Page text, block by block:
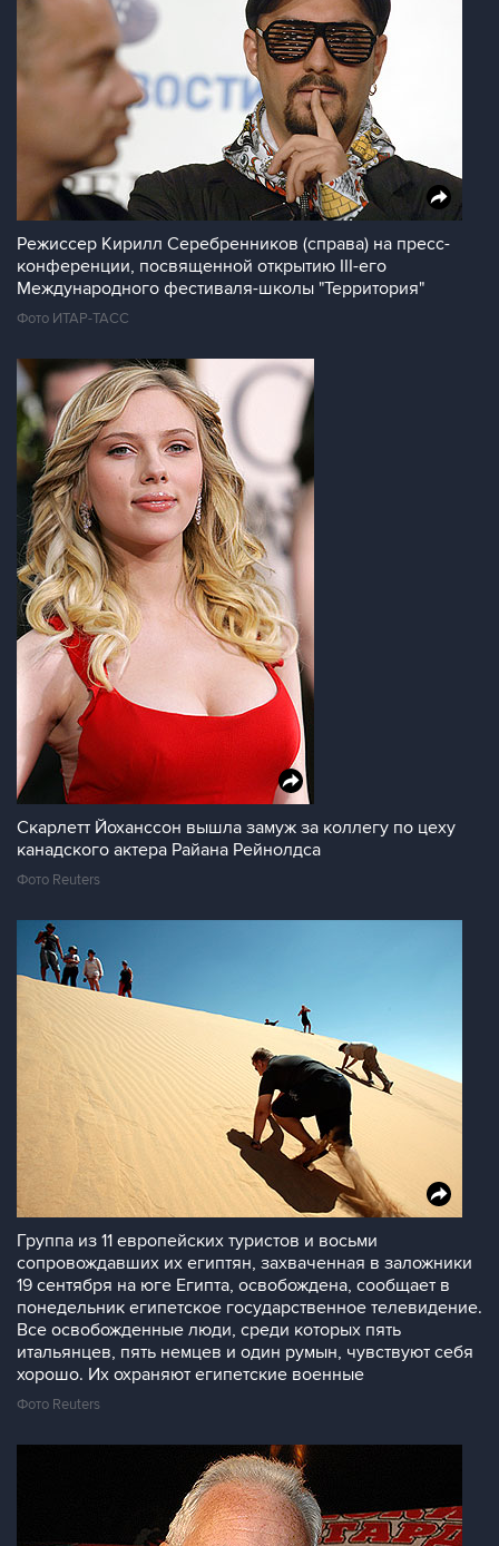
Режиссер Кирилл Серебренников (справа) на пресс-
конференции, посвященной открытию III-его
Международного фестиваля-школы "Территория"
Фото ИТАР-ТАСС
Скарлетт Йоханссон вышла замуж за коллегу по цеху
канадского актера Райана Рейнолдса
Фото Reuters
Группа из 11 европейских туристов и восьми
сопровождавших их египтян, захваченная в заложники
19 сентября на юге Египта, освобождена, сообщает в
понедельник египетское государственное телевидение.
Все освобожденные люди, среди которых пять
итальянцев, пять немцев и один румын, чувствуют себя
хорошо. Их охраняют египетские военные
Фото Reuters